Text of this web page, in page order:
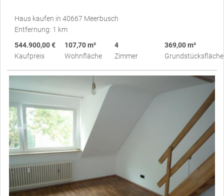
Haus kaufen in 40667 Meerbusch
Entfernung: 1 km
544.900,00 €
Kaufpreis
107,70 m²
Wohnfläche
4
Zimmer
369,00 m²
Grundstücksfläche